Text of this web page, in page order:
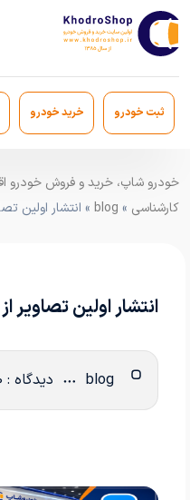
ثبت خودرو خرید خودرو
کارشناسی »
blog » انتشار اولین
انتشار اولین تصاویر از
دیدگاه : 0